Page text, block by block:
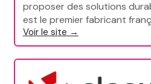
proposer des solutions
est le premier fabricant
Voir le site →